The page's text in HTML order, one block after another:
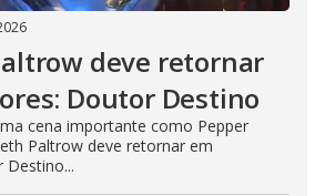
deve retornar
Doutor Destino
cena importante como Pepper
Paltrow deve retornar em
Destino...